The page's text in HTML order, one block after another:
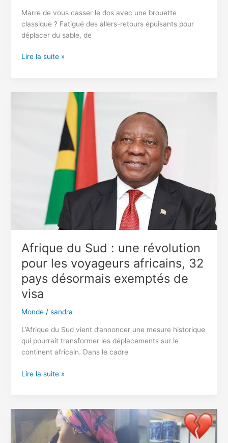
Marre de vous casser le dos avec une brouette
classique ? Fatigué des allers-retours épuisants pour
déplacer du sable, de
Multipliez
Lire la suite »
Afrique du Sud : une révolution
pour les voyageurs africains, 32
pays désormais exemptés de
visa
Monde/ sandra
L’Afrique du Sud vient d’annoncer une mesure historique
qui pourrait transformer les déplacements sur le
continent africain. Dans le cadre
Afrique
révolution
pour
Lire la suite »